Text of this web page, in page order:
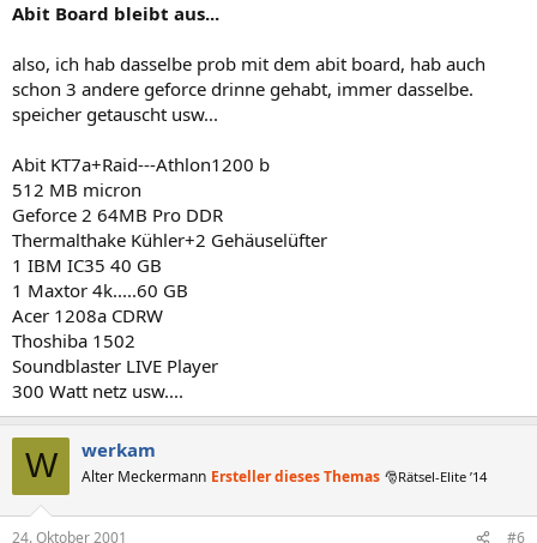
Abit Board bleibt aus...
also, ich hab dasselbe prob mit dem abit board, hab auch
schon 3 andere geforce drinne gehabt, immer dasselbe.
speicher getauscht usw...
Abit KT7a+Raid---Athlon1200 b
512 MB micron
Geforce 2 64MB Pro DDR
Thermalthake Kühler+2 Gehäuselüfter
1 IBM IC35 40 GB
1 Maxtor 4k.....60 GB
Acer 1208a CDRW
Thoshiba 1502
Soundblaster LIVE Player
300 Watt netz usw....
W werkam
Alter Meckermann Ersteller dieses Themas 🎅Rätsel-Elite ’14
24. Oktober 2001 #6